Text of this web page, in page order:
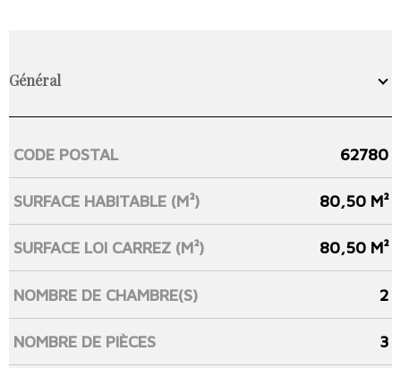
Général
Caractérisque Valeurs
CODE POSTAL 62780
SURFACE HABITABLE (M²) 80,50 M²
SURFACE LOI CARREZ (M²) 80,50 M²
NOMBRE DE CHAMBRE(S) 2
NOMBRE DE PIÈCES 3